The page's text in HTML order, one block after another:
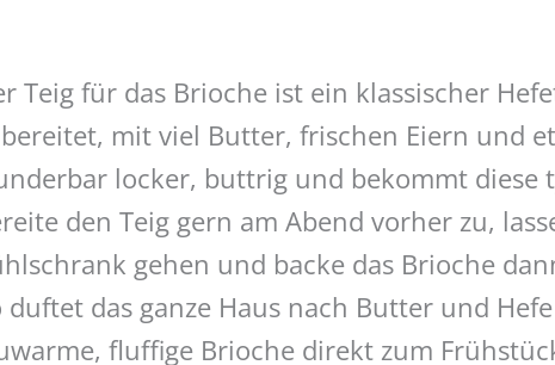
Teig für das Brioche ist ein klassischer
mit viel Butter, frischen Eiern und
locker, buttrig und bekommt diese
den Teig gern am Abend vorher zu,
gehen und backe das Brioche
duftet das ganze Haus nach Butter und
fluffige Brioche direkt zum